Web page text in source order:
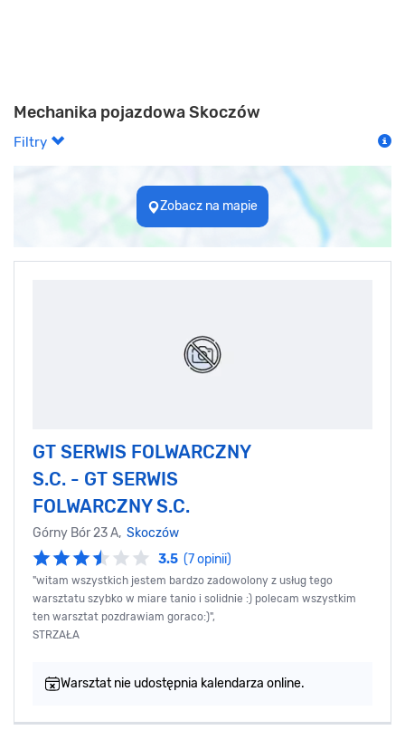
Mechanika pojazdowa Skoczów
Filtry
Zobacz na mapie
GT SERWIS FOLWARCZNY
S.C. - GT SERWIS
FOLWARCZNY S.C.
Górny Bór 23 A, Skoczów
3.5 (7 opinii)
"witam wszystkich jestem bardzo zadowolony z usług tego
warsztatu szybko w miare tanio i solidnie :) polecam wszystkim
ten warsztat pozdrawiam goraco:)",
STRZAŁA
Warsztat nie udostępnia kalendarza online.